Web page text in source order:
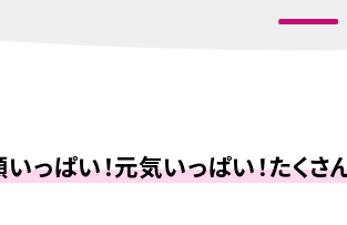
っぱい！元気いっぱい！たくさ